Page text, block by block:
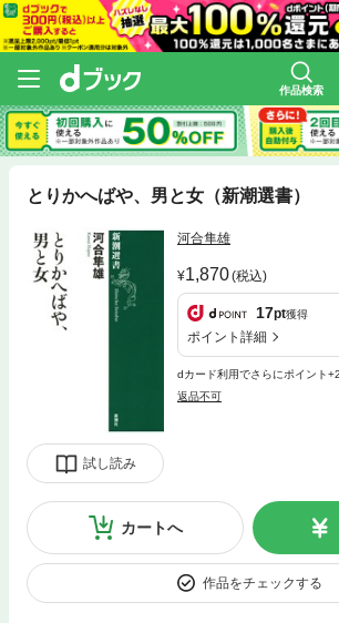
作品検索
とりかへばや、男と女（新潮選書）
試し読み
河合隼雄
1,870(税込)
17pt獲得
ポイント詳細
dカード利用でさらにポイント
返品不可
カートへ
作品をチェックする